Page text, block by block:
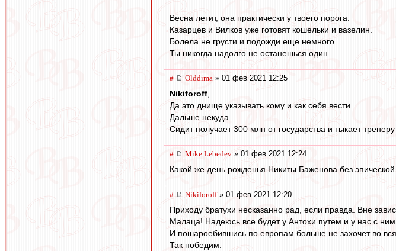
Весна летит, она практически у твоего порога.
Казарцев и Вилков уже готовят кошельки и вазелин.
Болела не грусти и подожди еще немного.
Ты никогда надолго не останешься один.
# Olddima » 01 фев 2021 12:25
Nikiforoff
Да это днище указывать кому и как себя вести.
Дальше некуда.
Сидит получает 300 млн от государства и тыкает
# Mike Lebedev » 01 фев 2021 12:24
Какой же день рожденья Никиты Баженова без
# Nikiforoff» 01 фев 2021 12:20
Приходу братухи несказанно рад, если правда. Вне
Малаца! Надеюсь все будет у Антохи путем и у нас с
И пошароебившись по европам больше не захочет во
Так победим.